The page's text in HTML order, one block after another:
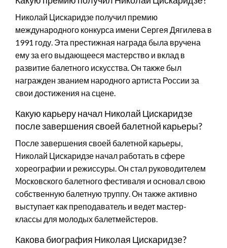
Николай Цискаридзе получил премию
международного конкурса имени Сергея Дягилева в
1991 году. Эта престижная награда была вручена
ему за его выдающееся мастерство и вклад в
развитие балетного искусства. Он также был
награжден званием народного артиста России за
свои достижения на сцене.
Какую карьеру начал Николай Цискаридзе
после завершения своей балетной карьеры?
После завершения своей балетной карьеры,
Николай Цискаридзе начал работать в сфере
хореографии и режиссуры. Он стал руководителем
Московского балетного фестиваля и основал свою
собственную балетную труппу. Он также активно
выступает как преподаватель и ведет мастер-
классы для молодых балетмейстеров.
Какова биография Николая Цискаридзе?